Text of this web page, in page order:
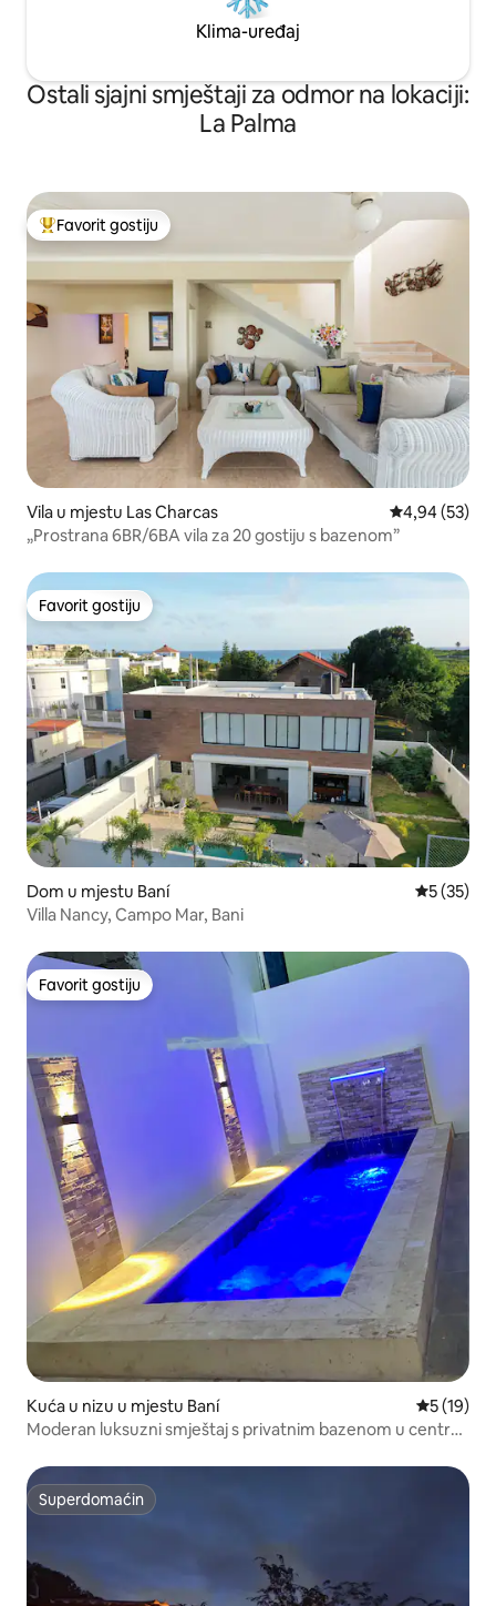
Klima-uređaj
Ostali sjajni smještaji za odmor na lokaciji:
La Palma
Glavni favorit gostiju
Favorit gostiju
Vila u mjestu Las Charcas Prosječna
4,94 (53)
„Prostrana 6BR/6BA vila za 20 gostiju s bazenom”
Favorit gostiju
Favorit gostiju
Dom u mjestu Baní Prosječna
5 (35)
Villa Nancy, Campo Mar, Bani
Favorit gostiju
Favorit gostiju
Kuća u nizu u mjestu Baní Prosječna
5 (19)
Moderan luksuzni smještaj s privatnim bazenom u centru
Superdomaćin
Superdomaćin